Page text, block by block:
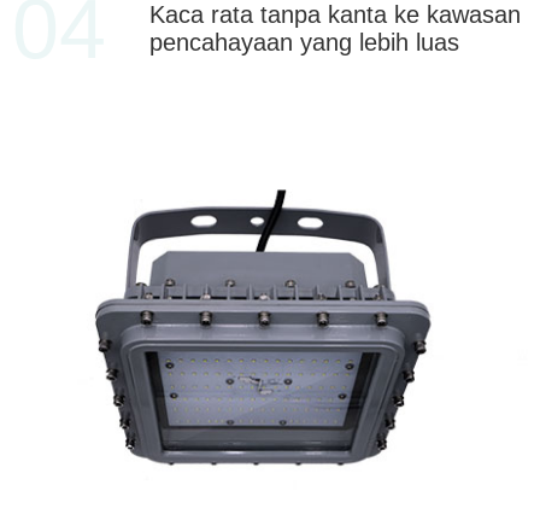
Kaca rata tanpa kanta ke kawasan
pencahayaan yang lebih luas